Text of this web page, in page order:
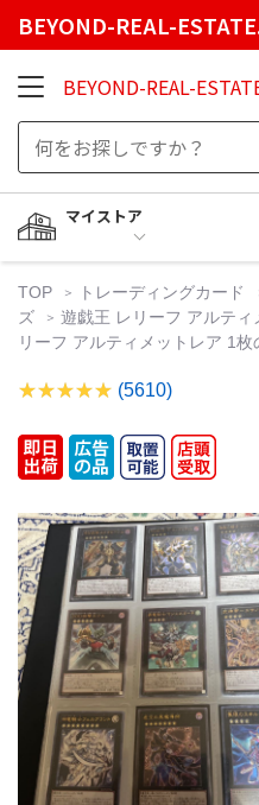
BEYOND-REAL-
BEYOND-REAL-
マイストア
TOP トレーディングカード
ズ
遊戯王 レリーフ アルテ
リーフ アルティメットレア 1枚
(5610)